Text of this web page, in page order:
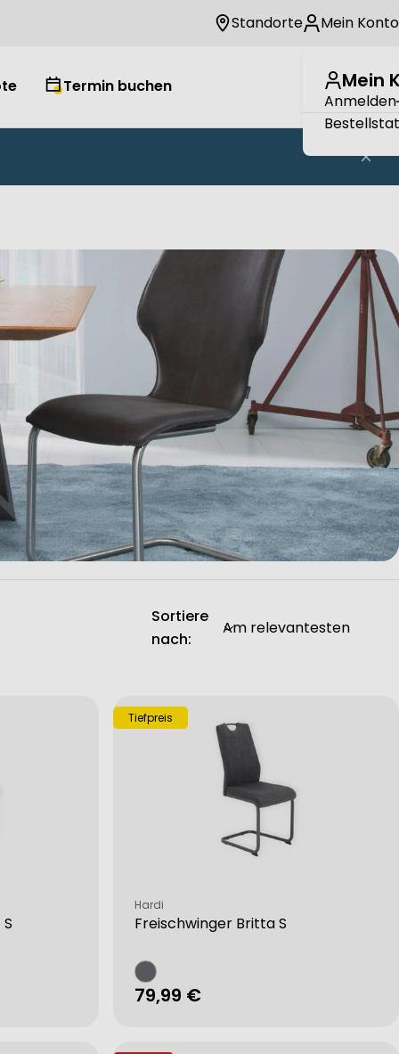
Standorte Mein Konto
Mein
Anmelden
Termin buchen
Sortiere
nach:
Tiefpreis
Freischwinger Britta S
Verkäufer:
Hardi
Regulärer
79,99 €